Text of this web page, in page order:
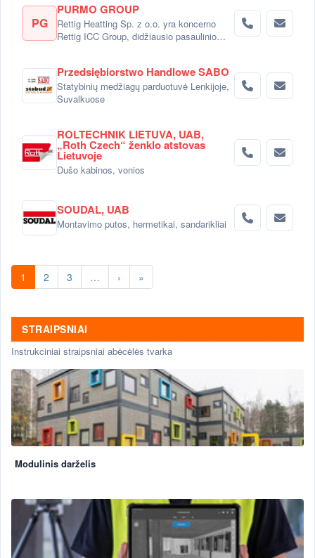
PG
PURMO GROUP
Rettig Heatting Sp. z o.o. yra koncerno
Rettig ICC Group, didžiausio pasaulinio
Przedsiębiorstwo Handlowe SABO
Statybinių medžiagų parduotuvė Lenkijoje,
Suvalkuose
ROLTECHNIK LIETUVA, UAB,
„Roth Czech“ ženklo atstovas
Lietuvoje
Dušo kabinos, vonios
SOUDAL, UAB
Montavimo putos, hermetikai, sandarikliai
1 2 3 … › »
STRAIPSNIAI
Instrukciniai straipsniai abėcėlės tvarka
Modulinis darželis